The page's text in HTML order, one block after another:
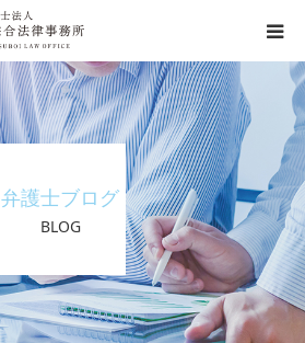
弁護士ブログ
BLOG